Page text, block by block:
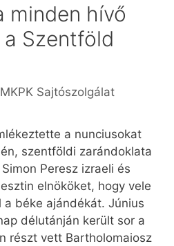
minden hívő
Szentföld
MKPK Sajtószolgálat
a nunciusokat
szentföldi zarándoklata
Peresz izraeli és
elnököket, hogy vele
béke ajándékát. Június
délutánján került sor a
részt vett Bartholomaiosz